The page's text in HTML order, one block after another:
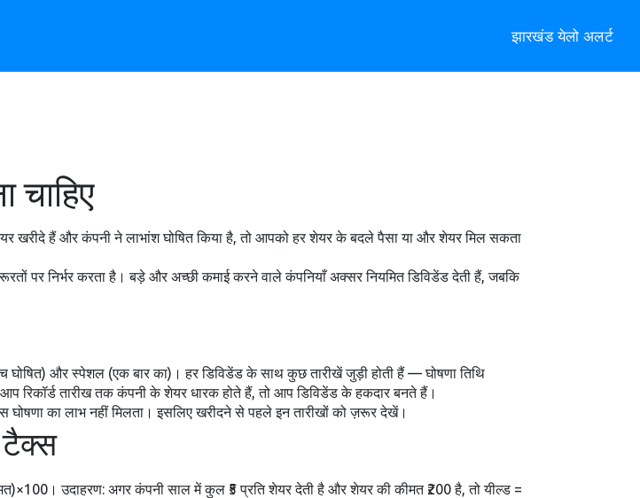
झारखंड येलो अलर्ट
चाहिए
खरीदे हैं और कंपनी ने लाभांश घोषित किया है, तो आपको हर शेयर के बदले पैसा या और शेयर मिल सकता
पर निर्भर करता है। बड़े और अच्छी कमाई करने वाले कंपनियाँ अक्सर नियमित डिविडेंड देती हैं, जबकि
घोषित) और स्पेशल (एक बार का)। हर डिविडेंड के साथ कुछ तारीखें जुड़ी होती हैं — घोषणा तिथि
तारीख तक कंपनी के शेयर धारक होते हैं, तो आप डिविडेंड के हकदार बनते हैं।
का लाभ नहीं मिलता। इसलिए खरीदने से पहले इन तारीखों को ज़रूर देखें।
उदाहरण: अगर कंपनी साल में कुल ₹5 प्रति शेयर देती है और शेयर की कीमत ₹200 है, तो यील्ड =